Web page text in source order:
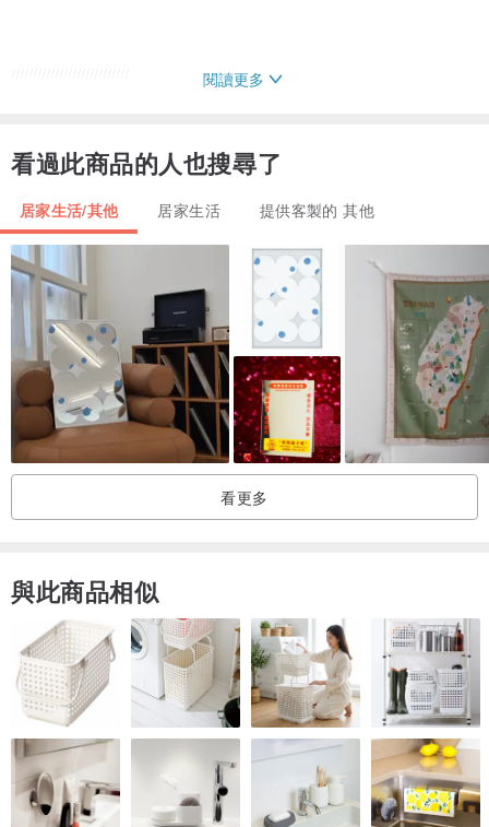
產品：OWW-DB
（玻璃窗）
H（垂直）：400mm
寬（水平）：500mm
T（厚度）：35mm
（木框外形尺寸）
H（垂直）：480mm
寬（水平）：580mm
D（深度）：120mm
（所有尺寸均為近似值）
安排內容：外木架、玻璃窗、開閉金屬零件
◆對故障預防的重要要求 ・請事先理解之後考慮。 ◆
*此外，可以為您的家庭或商店訂購。 （單獨報價）
* 可以電話諮詢施工。
* 確認付款後，將在大約 28 至 35 天內發貨，不包括簡介中描述的無
法發貨日期。 （擴展名可能會根據情況而改變。）
我們的目標是儘早發貨，但由於這是一個定制產品，如果您在理解的
閱讀更多
看過此商品的人也搜尋了
居家生活/其他 居家生活 提供客製的 其他
看更多
與此商品相似